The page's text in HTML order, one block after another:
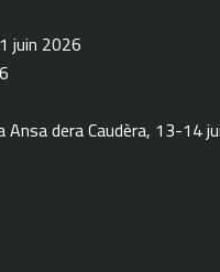
juin 2026
dera Caudèra, 13-14